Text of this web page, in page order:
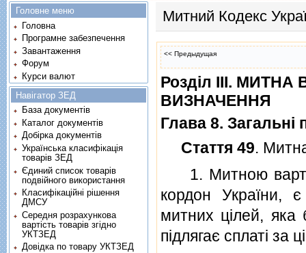
Митний Кодекс
<< Предыдущая
Роздiл III. МИТНА
ВИЗНАЧЕННЯ
Глава 8. Загальнi
Стаття 49.
1. Митною
кордон України,
митних цiлей, яка
пiдлягає сплатi за
Головне меню
Головна
Програмне забезпечення
Завантаження
Форум
Курси валют
Навігатор ЗЕД
База документів
Каталог документів
Добірка документів
Українська класифікація
товарів ЗЕД
Єдиний список товарів
подвійного використання
Класифікаційні рішення
ДМСУ
Середня розрахункова
вартість товарів згідно
УКТЗЕД
Довідка по товару УКТЗЕД